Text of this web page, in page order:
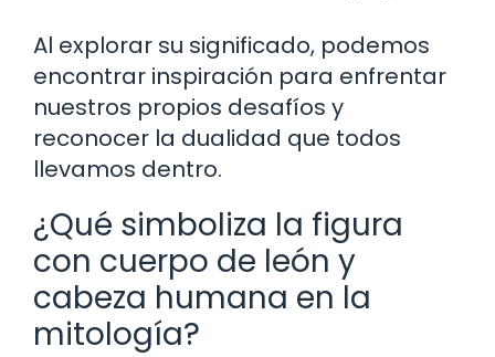
Al explorar su significado, podemos
encontrar inspiración para enfrentar
nuestros propios desafíos y
reconocer la dualidad que todos
llevamos dentro.
¿Qué simboliza la figura
con cuerpo de león y
cabeza humana en la
mitología?